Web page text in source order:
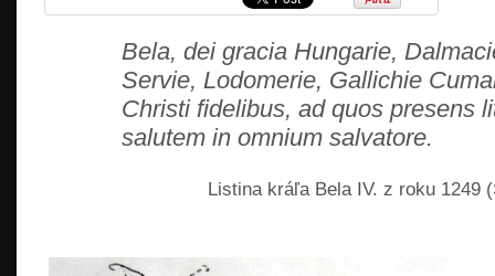
Bela, dei gracia Hungarie,
Servie, Lodomerie, Gallichie
Christi fidelibus, ad quos presens
salutem in omnium salvatore.
Listina kráľa Bela IV. z roku 1249